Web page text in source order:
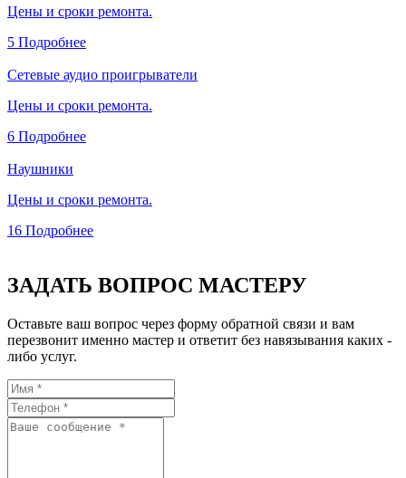
Цены и сроки ремонта.
5 Подробнее
Сетевые аудио проигрыватели
Цены и сроки ремонта.
6 Подробнее
Наушники
Цены и сроки ремонта.
16 Подробнее
ЗАДАТЬ ВОПРОС МАСТЕРУ
Оставьте ваш вопрос через форму обратной связи и вам
перезвонит именно мастер и ответит без навязывания каких -
либо услуг.